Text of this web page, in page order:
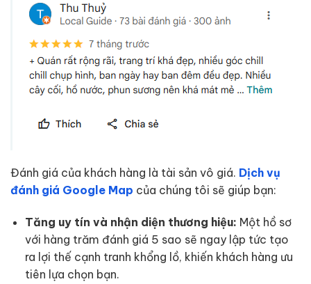
Đánh giá của khách hàng là tài sản vô giá. Dịch vụ
đánh giá Google Map của chúng tôi sẽ giúp bạn:
Tăng uy tín và nhận diện thương hiệu: Một hồ sơ
với hàng trăm đánh giá 5 sao sẽ ngay lập tức tạo
ra lợi thế cạnh tranh khổng lồ, khiến khách hàng ưu
tiên lựa chọn bạn.